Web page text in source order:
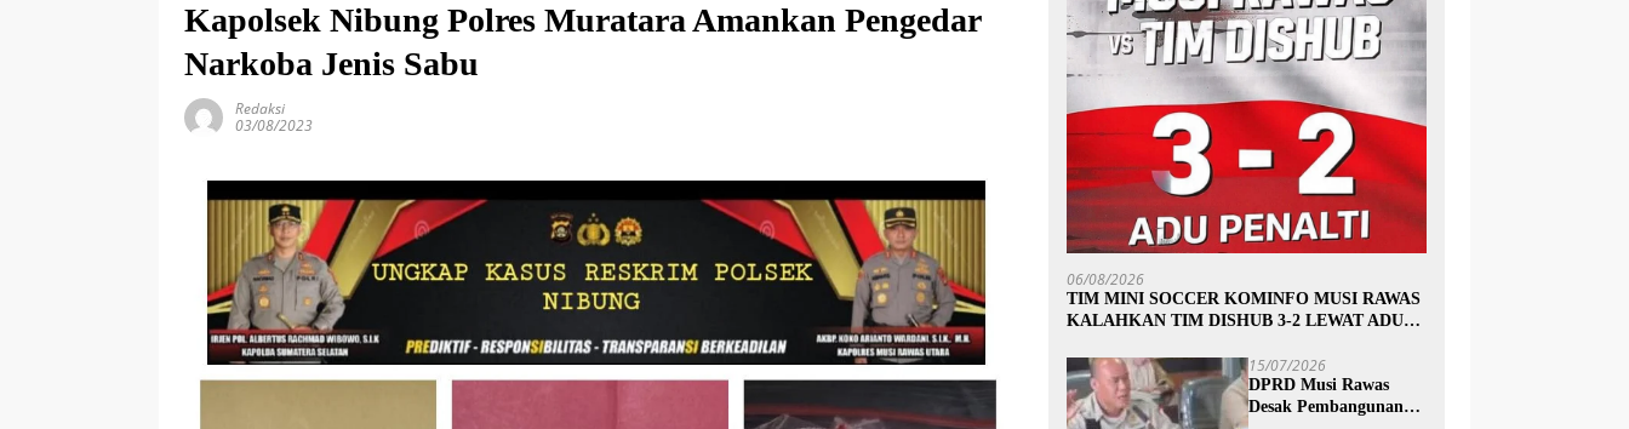
Kapolsek Nibung Polres Muratara Amankan Pengedar
Narkoba Jenis Sabu
Redaksi
03/08/2023
06/08/2026
TIM MINI SOCCER KOMINFO MUSI RAWAS
KALAHKAN TIM DISHUB 3-2 LEWAT ADU
15/07/2026
DPRD Musi Rawas
Desak Pembangunan